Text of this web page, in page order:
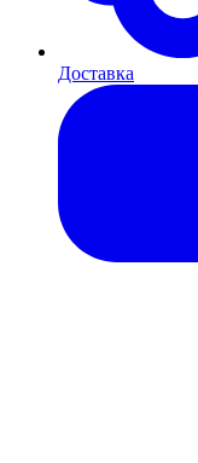
Доставка